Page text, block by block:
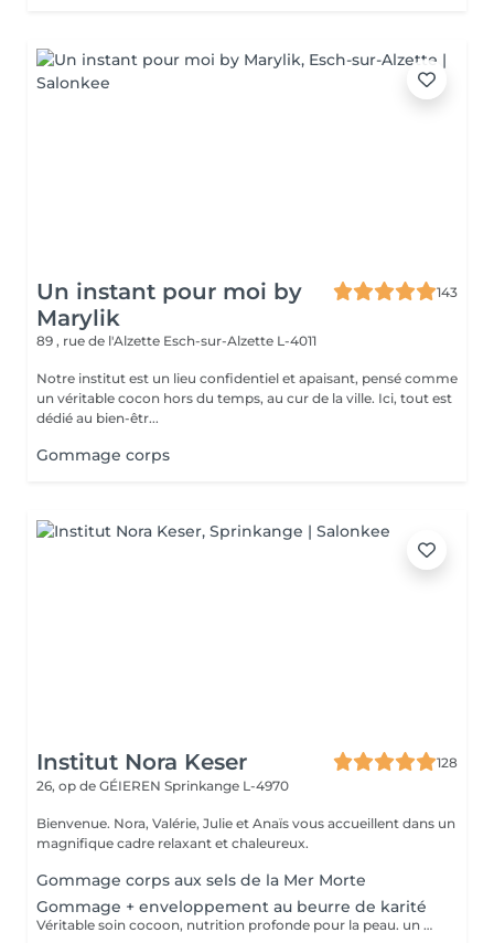
Un instant pour moi by
Marylik
143
89 , rue de l'Alzette Esch-sur-Alzette L-4011
Notre institut est un lieu confidentiel et apaisant, pensé comme
un véritable cocon hors du temps, au cur de la ville. Ici, tout est
dédié au bien-êtr...
Gommage corps
Institut Nora Keser
128
26, op de GÉIEREN Sprinkange L-4970
Bienvenue. Nora, Valérie, Julie et Anaïs vous accueillent dans un
magnifique cadre relaxant et chaleureux.
Gommage corps aux sels de la Mer Morte
Gommage + enveloppement au beurre de karité
Véritable soin cocoon, nutrition profonde pour la peau. un moment idyllique hors du temps.